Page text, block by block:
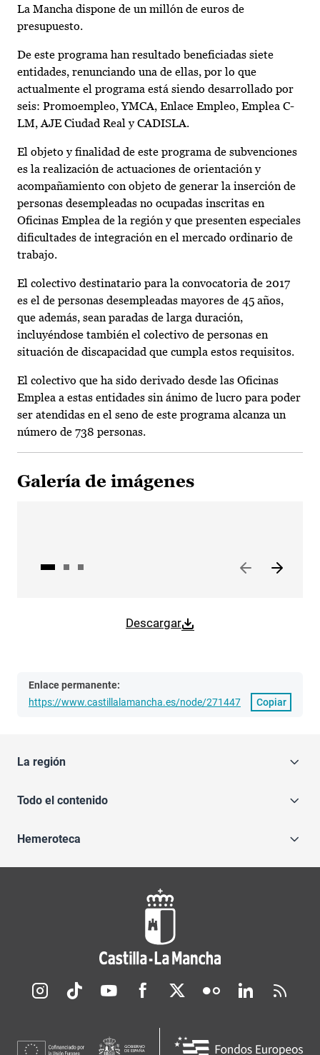
La Mancha dispone de un millón de euros de
presupuesto.
De este programa han resultado beneficiadas siete
entidades, renunciando una de ellas, por lo que
actualmente el programa está siendo desarrollado por
seis: Promoempleo, YMCA, Enlace Empleo, Emplea C-
LM, AJE Ciudad Real y CADISLA.
El objeto y finalidad de este programa de subvenciones
es la realización de actuaciones de orientación y
acompañamiento con objeto de generar la inserción de
personas desempleadas no ocupadas inscritas en
Oficinas Emplea de la región y que presenten especiales
dificultades de integración en el mercado ordinario de
trabajo.
El colectivo destinatario para la convocatoria de 2017
es el de personas desempleadas mayores de 45 años,
que además, sean paradas de larga duración,
incluyéndose también el colectivo de personas en
situación de discapacidad que cumpla estos requisitos.
El colectivo que ha sido derivado desde las Oficinas
Emplea a estas entidades sin ánimo de lucro para poder
ser atendidas en el seno de este programa alcanza un
número de 738 personas.
Galería de imágenes
Descargar
Enlace permanente:
https://www.castillalamancha.es/node/271447
Copiar
La región
Todo el contenido
Hemeroteca
Redes sociales JCCM